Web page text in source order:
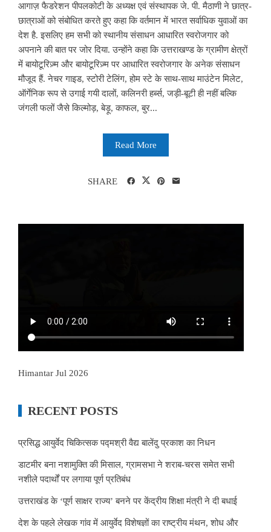
आगाज़ फैडरेशन पीपलकोटी के अध्यक्ष एवं संस्थापक जे. पी. मैठाणी ने छात्र-
छात्राओं को संबोधित करते हुए कहा कि वर्तमान में भारत सर्वाधिक युवाओं का
देश है. इसलिए हम सभी को स्थानीय संसाधन आधारित स्वरोजगार को
अपनाने की बात पर जोर दिया. उन्होंने कहा कि उत्तराखण्ड के ग्रामीण क्षेत्रों
में बायोटूरिज़्म और बायोटूरिज़्म पर आधारित स्वरोजगार के अनेक संसाधन
मौजूद हैं. नेचर गाइड, स्टोरी टेलिंग, होम स्टे के साथ-साथ माउंटेन मिलेट,
ऑर्गेनिक रूप से उगाई गयी दालों, कलिनरी हर्ब्स, जड़ी-बूटी ही नहीं बल्कि
जंगली फलों जैसे किल्मोड़, बेड़ू, काफल, बुर...
Read More
SHARE
Himantar Jul 2026
RECENT POSTS
प्रसिद्ध आयुर्वेद चिकित्सक पद्मश्री वैद्य बालेंदु प्रकाश का निधन
डाटमीर बना नशामुक्ति की मिसाल, ग्रामसभा ने शराब-चरस समेत सभी
नशीले पदार्थों पर लगाया पूर्ण प्रतिबंध
उत्तराखंड के ‘पूर्ण साक्षर राज्य’ बनने पर केंद्रीय शिक्षा मंत्री ने दी बधाई
देश के पहले लेखक गांव में आयुर्वेद विशेषज्ञों का राष्ट्रीय मंथन, शोध और